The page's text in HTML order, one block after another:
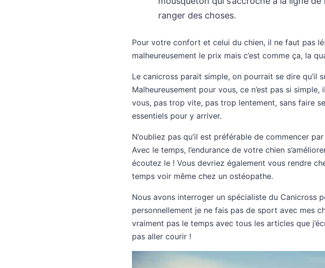
ranger des choses.
Pour votre confort et celui du chien, il ne faut pas
malheureusement le prix mais c’est comme ça, la
Le canicross parait simple, on pourrait se dire qu’il
Malheureusement pour vous, ce n’est pas si
vous, pas trop vite, pas trop lentement, sans faire
essentiels pour y arriver.
N’oubliez pas qu’il est préférable de commencer
Avec le temps, l’endurance de votre chien
écoutez le ! Vous devriez également vous rendre
temps voir même chez un ostéopathe.
Nous avons interroger un spécialiste du Canicross
personnellement je ne fais pas de sport avec mes
vraiment pas le temps avec tous les articles que
pas aller courir !